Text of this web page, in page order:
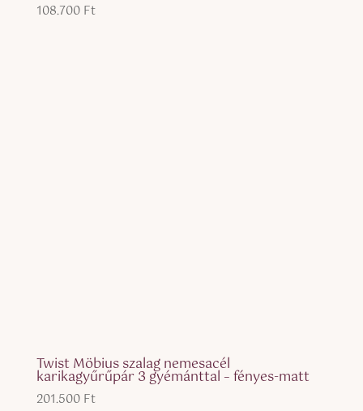
Értékelés:
108.700 Ft
Twist Möbius szalag nemesacél
karikagyűrűpár 3 gyémánttal – fényes-matt
201.500 Ft